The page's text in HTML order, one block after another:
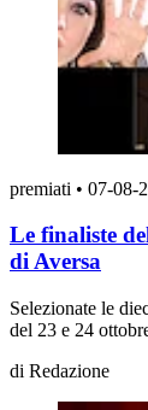
premiati • 07-08-
Le finaliste
di Aversa
Selezionate le
del 23 e 24
di Redazione